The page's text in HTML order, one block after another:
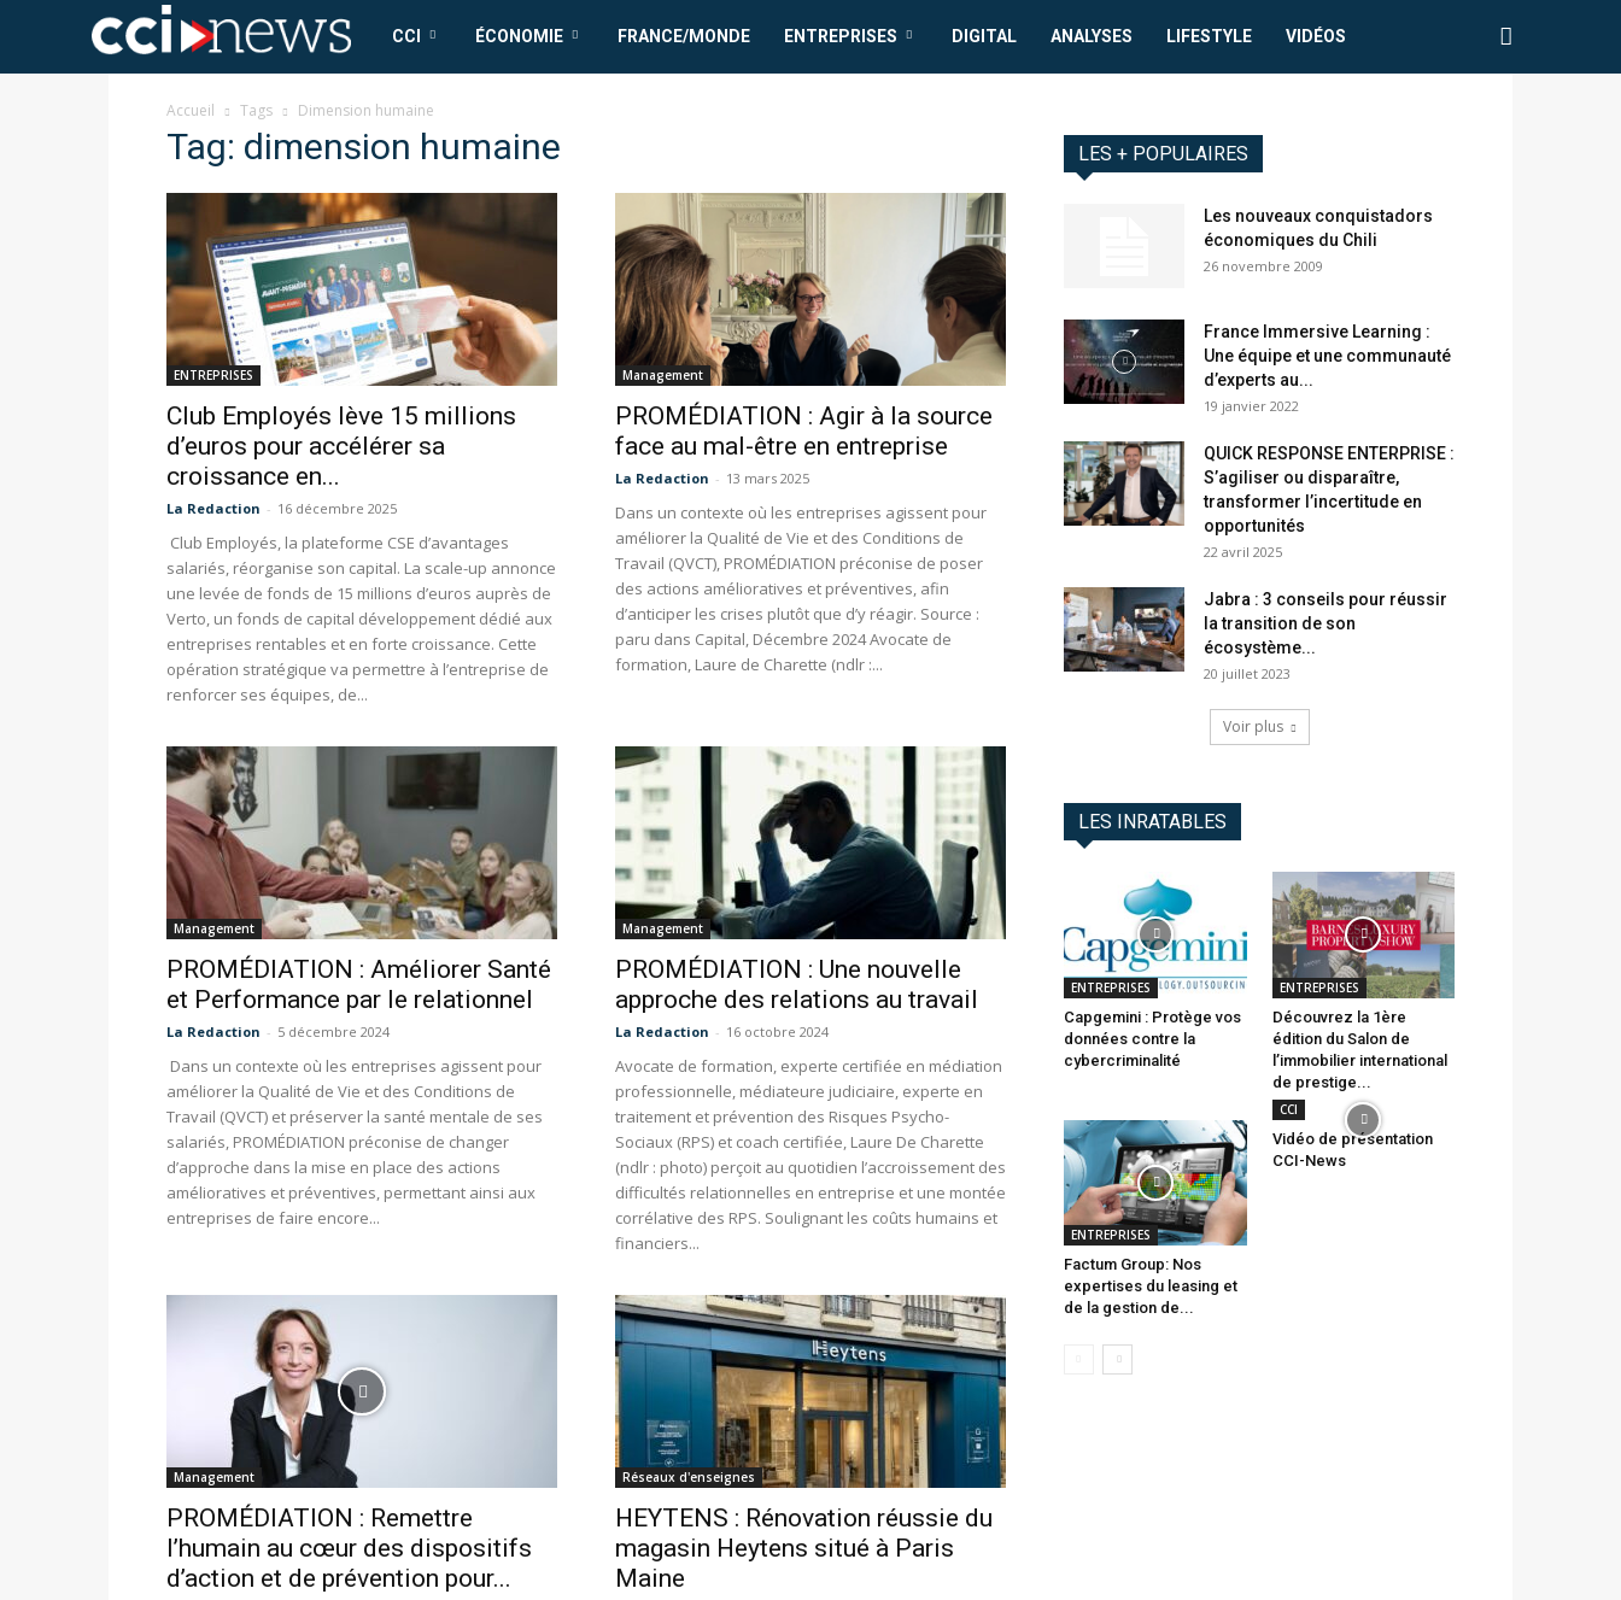
CCI
News
CCI ÉCONOMIE FRANCE/MONDE ENTREPRISES DIGITAL ANALYSES LIFESTYLE VIDÉOS
Accueil Tags Dimension humaine
Tag: dimension humaine
ENTREPRISES
Club Employés lève 15 millions
d’euros pour accélérer sa
croissance en...
La Redaction - 16 décembre 2025
Club Employés, la plateforme CSE d’avantages
salariés, réorganise son capital. La scale-up annonce
une levée de fonds de 15 millions d’euros auprès de
Verto, un fonds de capital développement dédié aux
entreprises rentables et en forte croissance. Cette
opération stratégique va permettre à l’entreprise de
renforcer ses équipes, de...
Management
PROMÉDIATION : Agir à la source
face au mal-être en entreprise
La Redaction - 13 mars 2025
Dans un contexte où les entreprises agissent pour
améliorer la Qualité de Vie et des Conditions de
Travail (QVCT), PROMÉDIATION préconise de poser
des actions amélioratives et préventives, afin
d’anticiper les crises plutôt que d’y réagir. Source :
paru dans Capital, Décembre 2024 Avocate de
formation, Laure de Charette (ndlr :...
Management
PROMÉDIATION : Améliorer Santé
et Performance par le relationnel
La Redaction - 5 décembre 2024
Dans un contexte où les entreprises agissent pour
améliorer la Qualité de Vie et des Conditions de
Travail (QVCT) et préserver la santé mentale de ses
salariés, PROMÉDIATION préconise de changer
d’approche dans la mise en place des actions
amélioratives et préventives, permettant ainsi aux
entreprises de faire encore...
Management
PROMÉDIATION : Une nouvelle
approche des relations au travail
La Redaction - 16 octobre 2024
Avocate de formation, experte certifiée en médiation
professionnelle, médiateure judiciaire, experte en
traitement et prévention des Risques Psycho-
Sociaux (RPS) et coach certifiée, Laure De Charette
(ndlr : photo) perçoit au quotidien l’accroissement des
difficultés relationnelles en entreprise et une montée
corrélative des RPS. Soulignant les coûts humains et
financiers...
Management
PROMÉDIATION : Remettre
l’humain au cœur des dispositifs
d’action et de prévention pour...
Réseaux d'enseignes
HEYTENS : Rénovation réussie du
magasin Heytens situé à Paris
Maine
LES + POPULAIRES
Les nouveaux conquistadors
économiques du Chili
26 novembre 2009
France Immersive Learning :
Une équipe et une communauté
d’experts au...
19 janvier 2022
QUICK RESPONSE ENTERPRISE :
S’agiliser ou disparaître,
transformer l’incertitude en
opportunités
22 avril 2025
Jabra : 3 conseils pour réussir
la transition de son
écosystème...
20 juillet 2023
Voir plus
LES INRATABLES
ENTREPRISES
Capgemini : Protège vos
données contre la
cybercriminalité
ENTREPRISES
Découvrez la 1ère
édition du Salon de
l’immobilier international
de prestige...
ENTREPRISES
Factum Group: Nos
expertises du leasing et
de la gestion de...
CCI
Vidéo de présentation
CCI-News